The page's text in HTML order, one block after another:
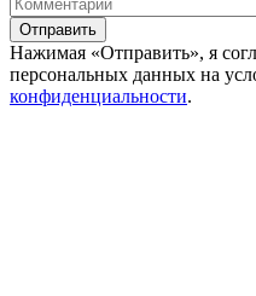
Отправить
Нажимая «Отправить», я
персональных данных на
конфиденциальности.